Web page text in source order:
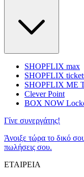
SHOPFLIX max
SHOPFLIX
SHOPFLIX ΜΕ
Clever Point
BOX NOW
Γίνε συνεργάτης!
Άνοιξε τώρα το δικό
πωλήσεις σου.
ΕΤΑΙΡΕΙΑ